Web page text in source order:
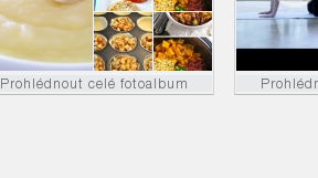
Prohlédnout celé fotoalbum